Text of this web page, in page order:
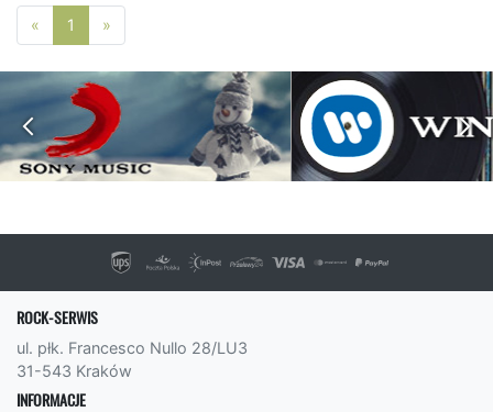
« Poprzednia strona
1 »
ROCK-SERWIS
ul. płk. Francesco Nullo 28/LU3
31-543 Kraków
INFORMACJE